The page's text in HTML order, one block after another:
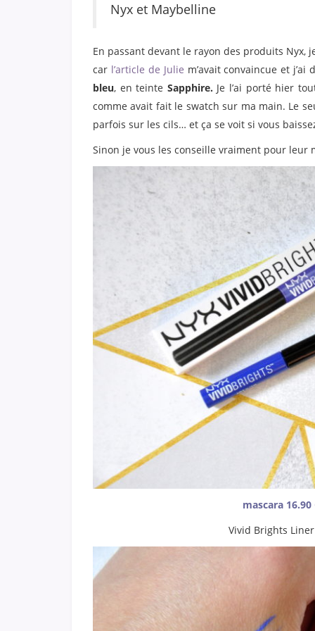
Nyx et Maybelline
En passant devant le rayon des produits Nyx,
car l’article de Julie m’avait convaincue et
bleu, en teinte Sapphire. Je l’ai porté hier
comme avait fait le swatch sur ma main. Le
parfois sur les cils… et ça se voit si vous
Sinon je vous les conseille vraiment pour
mascara 16.90
Vivid Brights